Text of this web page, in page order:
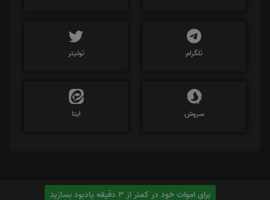
تلگرام توئیتر
سروش ایتا
برای اموات خود در کمتر از 3 دقیقه یادبود بسازید